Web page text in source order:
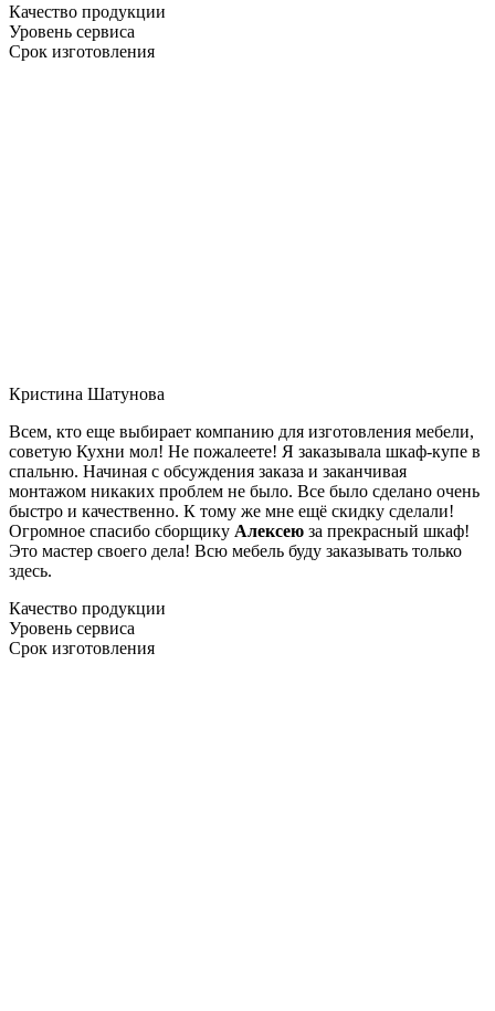
Качество продукции
Уровень сервиса
Срок изготовления
Кристина Шатунова
Всем, кто еще выбирает компанию для изготовления мебели,
советую Кухни мол! Не пожалеете! Я заказывала шкаф-купе в
спальню. Начиная с обсуждения заказа и заканчивая
монтажом никаких проблем не было. Все было сделано очень
быстро и качественно. К тому же мне ещё скидку сделали!
Огромное спасибо сборщику Алексею за прекрасный шкаф!
Это мастер своего дела! Всю мебель буду заказывать только
здесь.
Качество продукции
Уровень сервиса
Срок изготовления